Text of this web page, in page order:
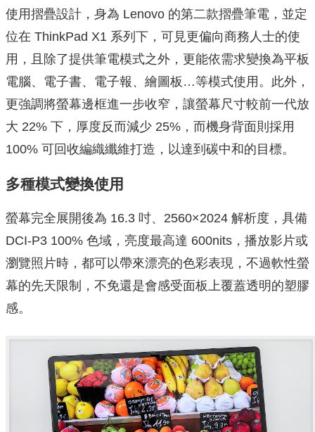
使用摺疊設計，身為 Lenovo 的第二款摺疊筆電，並定
位在 ThinkPad X1 系列下，可見更偏向商務人士的使
用，且除了提供筆電模式之外，更能依需求變換為平板
電腦、電子書、電子報、繪圖板…等模式使用。此外，
更強調將螢幕邊框進一步收窄，讓螢幕尺寸較前一代放
大 22% 下，厚度反而減少 25%，而機身背面則採用
100% 可回收編織纖維打造，以達到碳中和的目標。
多種模式變換使用
螢幕完全展開後為 16.3 吋、2560×2024 解析度，具備
DCI-P3 100% 色域，亮度最高達 600nits，播放影片或
瀏覽照片時，都可以帶來漂亮的色彩表現，不過軟性螢
幕的先天限制，不免還是會感受面板上覆蓋透明的塑膠
感。